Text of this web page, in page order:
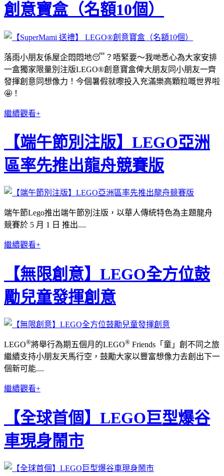
創意寶盒（名額10個）
落雨小朋友係屋企悶悶地😴？唔緊要～我哋悉心為大家安排
一盒獨家限量別注版LEGO®創意寶盒俾大朋友同小朋友一齊
發揮創意同想像力！今個暑假就嚟投入充滿樂高顆粒嘅世界啦
🤩！
繼續觀看+
【端午節別注版】LEGO亞洲
區率先推出龍舟競賽版
端午節Lego推出端午節別注版，以華人傳統特色為主題龍舟
競賽於 5 月 1 日 推出....
繼續觀看+
【無限創意】LEGO全方位鼓
勵兒童發揮創意
LEGO®將舉行為期五個月的LEGO® Friends「童」創不同之旅
繼續支持小朋友天馬行空，鼓勵大家以豐富想像力去創出下一
個新可能....
繼續觀看+
【全球首個】LEGO巨型爆谷
車現身鬧市